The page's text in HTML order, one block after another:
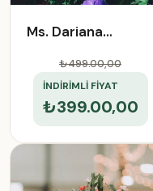
Ms. Dariana
₺499.00,00
İNDİRİMLİ FİYAT
₺399.00,00